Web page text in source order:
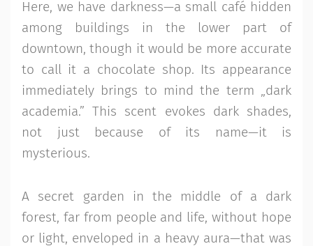
Here, we have darkness—a small café hidden
among buildings in the lower part of
downtown, though it would be more accurate
to call it a chocolate shop. Its appearance
immediately brings to mind the term „dark
academia.” This scent evokes dark shades,
not just because of its name—it is
mysterious.
A secret garden in the middle of a dark
forest, far from people and life, without hope
or light, enveloped in a heavy aura—that was